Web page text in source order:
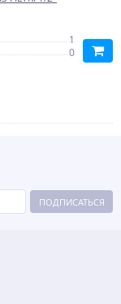
1
0
ПОДПИСАТЬСЯ